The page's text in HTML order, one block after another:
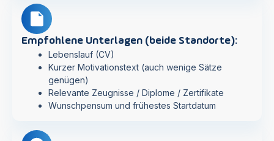
Empfohlene Unterlagen (beide Standorte):
Lebenslauf (CV)
Kurzer Motivationstext (auch wenige Sätze
genügen)
Relevante Zeugnisse / Diplome / Zertifikate
Wunschpensum und frühestes Startdatum